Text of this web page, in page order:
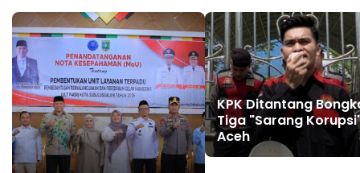
KPK Ditantang
Tiga "Sarang
Aceh